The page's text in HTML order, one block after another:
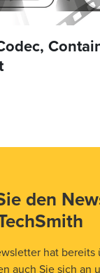
den
hat
auch Sie sich an